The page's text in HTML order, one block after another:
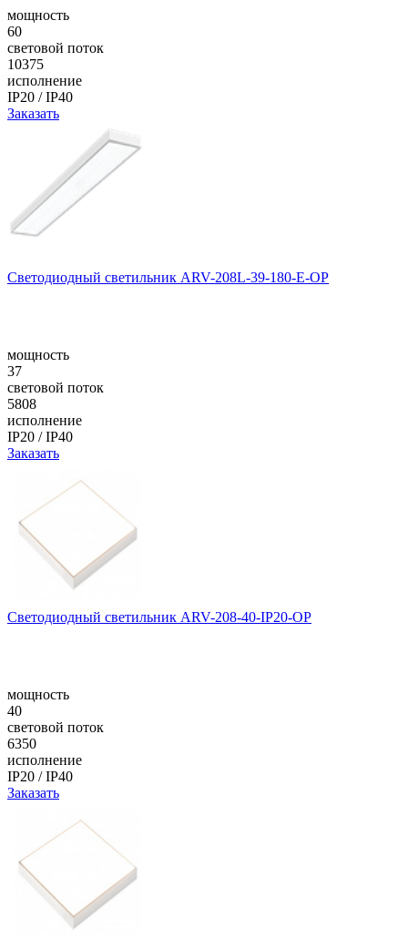
мощность
60
световой поток
10375
исполнение
IP20 / IP40
Заказать
Светодиодный светильник ARV-208L-39-180-E-OP
мощность
37
световой поток
5808
исполнение
IP20 / IP40
Заказать
Светодиодный светильник ARV-208-40-IP20-OP
мощность
40
световой поток
6350
исполнение
IP20 / IP40
Заказать